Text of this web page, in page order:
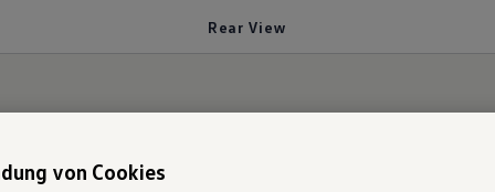
Rear View
von Cookies